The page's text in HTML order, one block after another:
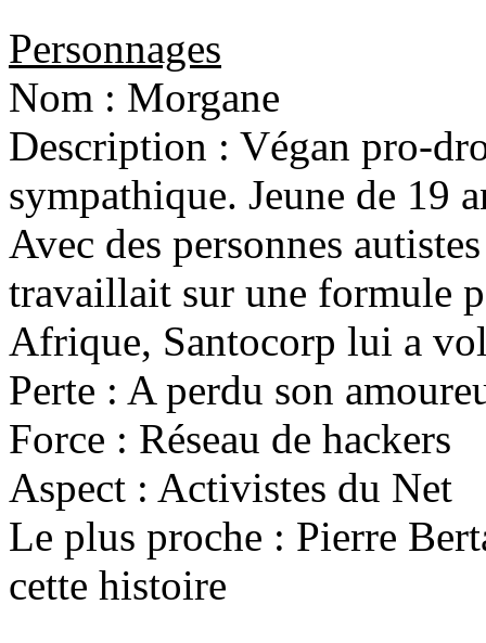
Personnages
Nom : Morgane
Description : Végan pro-
sympathique. Jeune de 19
Avec des personnes
travaillait sur une formule
Afrique, Santocorp lui a
Perte : A perdu son
Force : Réseau de hackers
Aspect : Activistes du Net
Le plus proche : Pierre
cette histoire